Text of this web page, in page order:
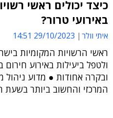
כיצד יכולים ראשי
באירועי טרור?
איתי וולר 29/10/2023 14:51
ראשי הרשויות המקומיות
ולטפל ביעילות באירוע
ובקרה אחודות ● מדוע ניהול
המרכזי והחשוב ביותר בשעת